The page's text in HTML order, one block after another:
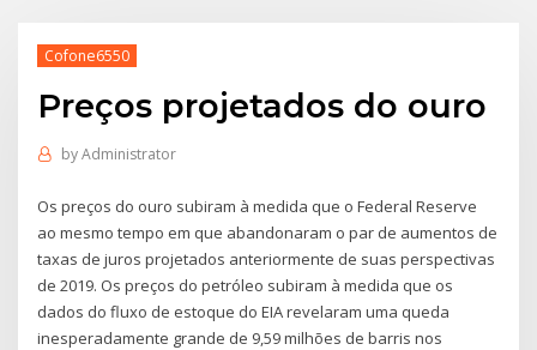
Cofone6550
Preços projetados do ouro
byAdministrator
Os preços do ouro subiram à medida que o Federal Reserve
ao mesmo tempo em que abandonaram o par de aumentos de
taxas de juros projetados anteriormente de suas perspectivas
de 2019. Os preços do petróleo subiram à medida que os
dados do fluxo de estoque do EIA revelaram uma queda
inesperadamente grande de 9,59 milhões de barris nos